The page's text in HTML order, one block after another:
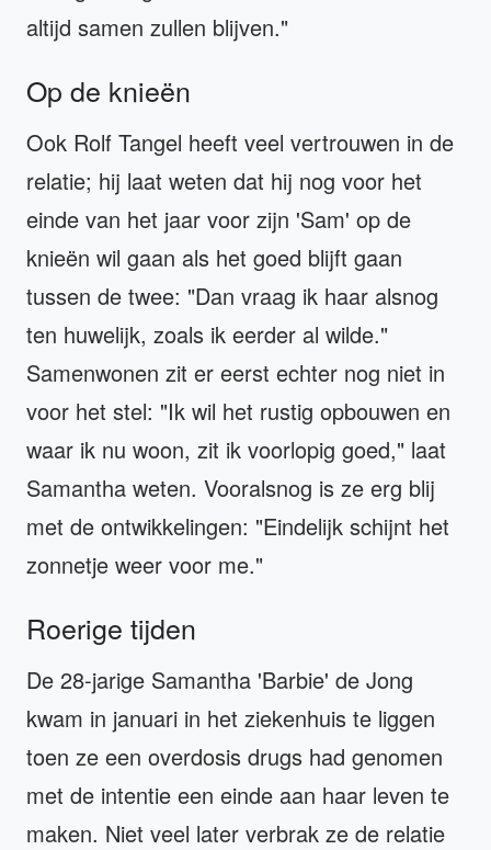
altijd samen zullen blijven."
Op de knieën
Ook Rolf Tangel heeft veel vertrouwen in de
relatie; hij laat weten dat hij nog voor het
einde van het jaar voor zijn 'Sam' op de
knieën wil gaan als het goed blijft gaan
tussen de twee: "Dan vraag ik haar alsnog
ten huwelijk, zoals ik eerder al wilde."
Samenwonen zit er eerst echter nog niet in
voor het stel: "Ik wil het rustig opbouwen en
waar ik nu woon, zit ik voorlopig goed," laat
Samantha weten. Vooralsnog is ze erg blij
met de ontwikkelingen: "Eindelijk schijnt het
zonnetje weer voor me."
Roerige tijden
De 28-jarige Samantha 'Barbie' de Jong
kwam in januari in het ziekenhuis te liggen
toen ze een overdosis drugs had genomen
met de intentie een einde aan haar leven te
maken. Niet veel later verbrak ze de relatie